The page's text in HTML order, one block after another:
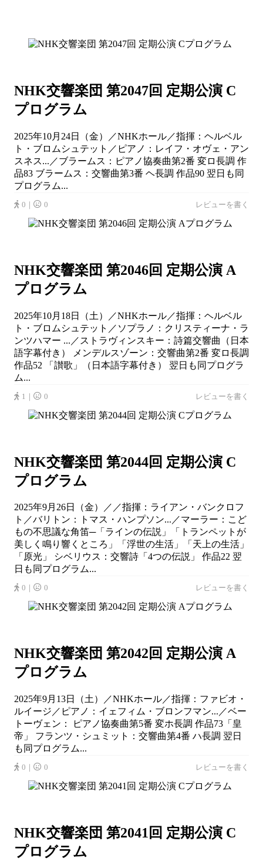
NHK交響楽団 第2047回 定期公演 C
プログラム
2025年10月24日（金）／NHKホール／指揮：ヘルベル
ト・ブロムシュテット／ピアノ：レイフ・オヴェ・アン
スネス...／ブラームス：ピアノ協奏曲第2番 変ロ長調 作
品83 ブラームス：交響曲第3番 ヘ長調 作品90 翌日も同
プログラム...
0｜ 0 レビューを書く
NHK交響楽団 第2046回 定期公演 A
プログラム
2025年10月18日（土）／NHKホール／指揮：ヘルベル
ト・ブロムシュテット／ソプラノ：クリスティーナ・ラ
ンツハマー ...／ストラヴィンスキー：詩篇交響曲（日本
語字幕付き） メンデルスゾーン：交響曲第2番 変ロ長調
作品52 「讃歌」（日本語字幕付き） 翌日も同プログラ
ム...
1｜ 0 レビューを書く
NHK交響楽団 第2044回 定期公演 C
プログラム
2025年9月26日（金）／／指揮：ライアン・バンクロフ
ト／バリトン：トマス・ハンプソン...／マーラー：こど
もの不思議な角笛─「ラインの伝説」「トランペットが
美しく鳴り響くところ」「浮世の生活」「天上の生活」
「原光」 シベリウス：交響詩「4つの伝説」 作品22 翌
日も同プログラム...
0｜ 0 レビューを書く
NHK交響楽団 第2042回 定期公演 A
プログラム
2025年9月13日（土）／NHKホール／指揮：ファビオ・
ルイージ／ピアノ：イェフィム・ブロンフマン...／ベー
トーヴェン： ピアノ協奏曲第5番 変ホ長調 作品73「皇
帝」 フランツ・シュミット：交響曲第4番 ハ長調 翌日
も同プログラム...
0｜ 0 レビューを書く
NHK交響楽団 第2041回 定期公演 C
プログラム